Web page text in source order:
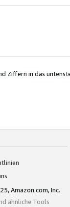
Ziffern in das
Amazon.com, Inc.
ähnliche Tools